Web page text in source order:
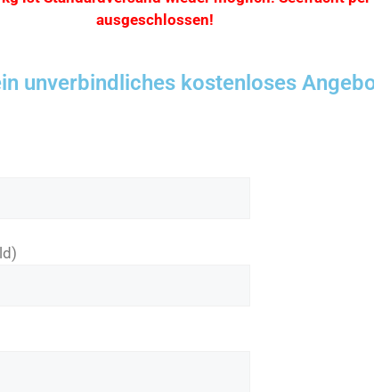
ausgeschlossen!
unverbindliches kostenloses